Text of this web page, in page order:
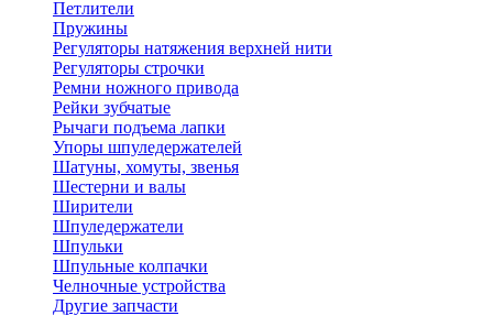
Петлители
Пружины
Регуляторы натяжения верхней нити
Регуляторы строчки
Ремни ножного привода
Рейки зубчатые
Рычаги подъема лапки
Упоры шпуледержателей
Шатуны, хомуты, звенья
Шестерни и валы
Ширители
Шпуледержатели
Шпульки
Шпульные колпачки
Челночные устройства
Другие запчасти